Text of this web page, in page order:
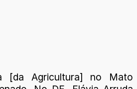
[da Agricultura] no Mato